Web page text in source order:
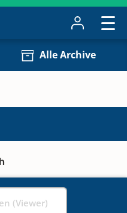
Alle Archive
(Viewer)